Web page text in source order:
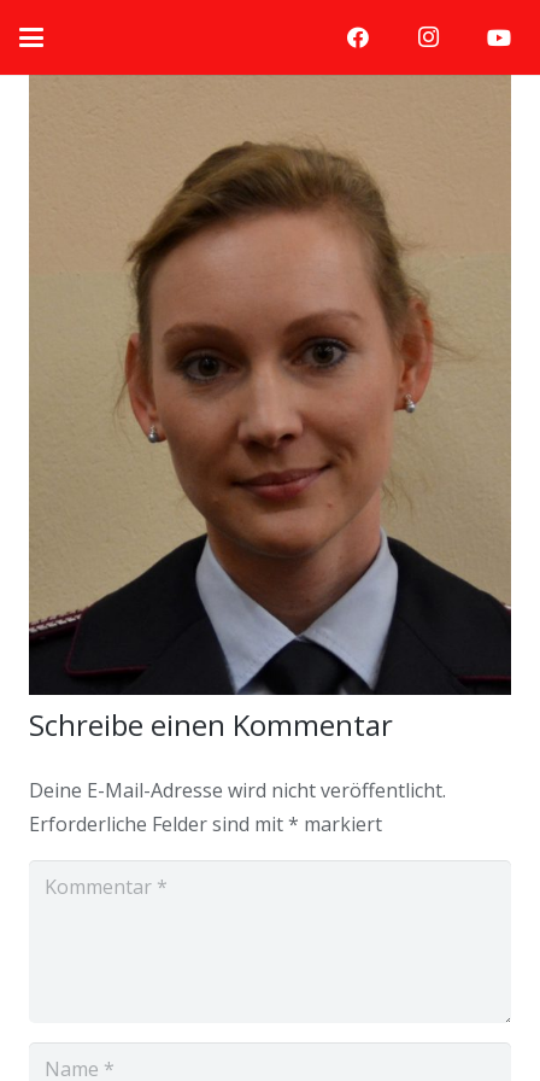
Schreibe einen Kommentar
Deine E-Mail-Adresse wird nicht veröffentlicht.
Erforderliche Felder sind mit* markiert